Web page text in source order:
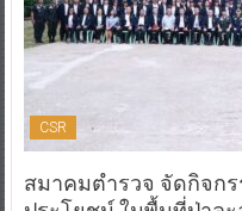
CSR
สมาคมตำรวจ จัดกิจกร